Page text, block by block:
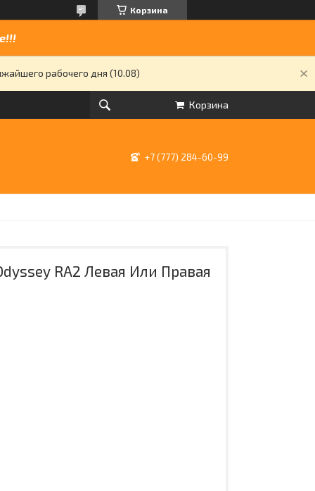
Корзина
рабочего дня (10.08)
Корзина
+7 (777) 284-60-99
RA2 Левая Или Правая